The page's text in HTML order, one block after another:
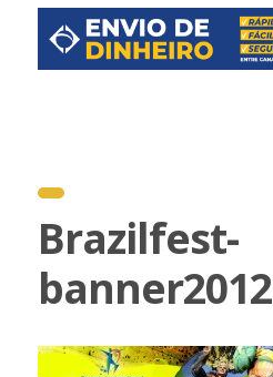
Brazilfest-
banner2012